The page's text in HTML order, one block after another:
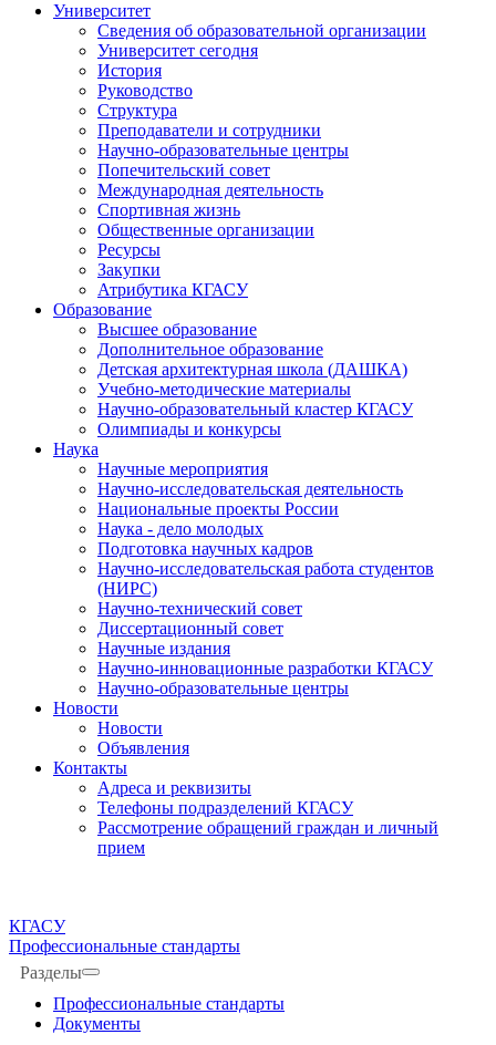
Университет
Сведения об образовательной организации
Университет сегодня
История
Руководство
Структура
Преподаватели и сотрудники
Научно-образовательные центры
Попечительский совет
Международная деятельность
Спортивная жизнь
Общественные организации
Ресурсы
Закупки
Атрибутика КГАСУ
Образование
Высшее образование
Дополнительное образование
Детская архитектурная школа (ДАШКА)
Учебно-методические материалы
Научно-образовательный кластер КГАСУ
Олимпиады и конкурсы
Наука
Научные мероприятия
Научно-исследовательская деятельность
Национальные проекты России
Наука - дело молодых
Подготовка научных кадров
Научно-исследовательская работа студентов
(НИРС)
Научно-технический совет
Диссертационный совет
Научные издания
Научно-инновационные разработки КГАСУ
Научно-образовательные центры
Новости
Новости
Объявления
Контакты
Адреса и реквизиты
Телефоны подразделений КГАСУ
Рассмотрение обращений граждан и личный
прием
КГАСУ
Профессиональные стандарты
Разделы
Профессиональные стандарты
Документы